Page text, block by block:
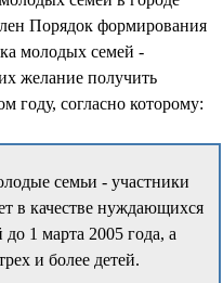
Порядок формирования
молодых семей -
желание получить
году, согласно которому:
семьи - участники
в качестве нуждающихся
1 марта 2005 года, а
и более детей.